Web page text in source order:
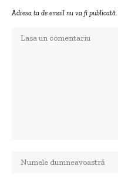
Adresa ta de email nu va fi publicată.